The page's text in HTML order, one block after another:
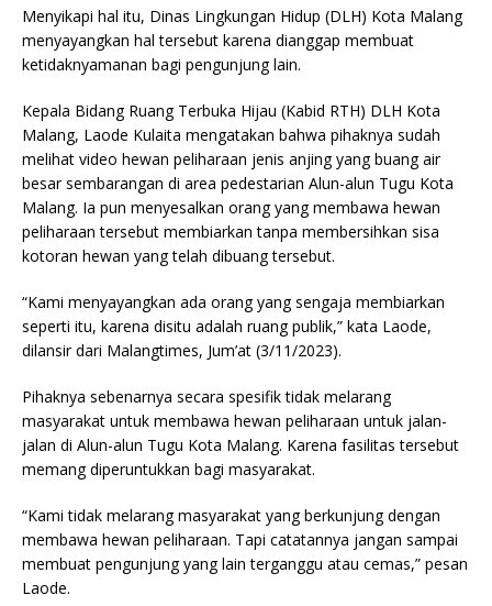
Menyikapi hal itu, Dinas Lingkungan Hidup (DLH) Kota Malang
menyayangkan hal tersebut karena dianggap membuat
ketidaknyamanan bagi pengunjung lain.
Kepala Bidang Ruang Terbuka Hijau (Kabid RTH) DLH Kota
Malang, Laode Kulaita mengatakan bahwa pihaknya sudah
melihat video hewan peliharaan jenis anjing yang buang air
besar sembarangan di area pedestarian Alun-alun Tugu Kota
Malang. Ia pun menyesalkan orang yang membawa hewan
peliharaan tersebut membiarkan tanpa membersihkan sisa
kotoran hewan yang telah dibuang tersebut.
“Kami menyayangkan ada orang yang sengaja membiarkan
seperti itu, karena disitu adalah ruang publik,” kata Laode,
dilansir dari Malangtimes, Jum’at (3/11/2023).
Pihaknya sebenarnya secara spesifik tidak melarang
masyarakat untuk membawa hewan peliharaan untuk jalan-
jalan di Alun-alun Tugu Kota Malang. Karena fasilitas tersebut
memang diperuntukkan bagi masyarakat.
“Kami tidak melarang masyarakat yang berkunjung dengan
membawa hewan peliharaan. Tapi catatannya jangan sampai
membuat pengunjung yang lain terganggu atau cemas,” pesan
Laode.